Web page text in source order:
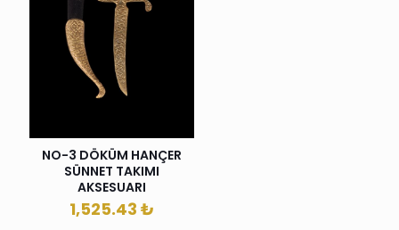
NO-3 DÖKÜM HANÇER
SÜNNET TAKIMI
AKSESUARI
1,525.43 ₺